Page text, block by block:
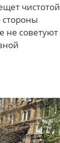
чистотой
не советуют